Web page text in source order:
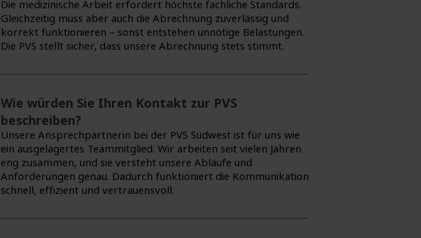
Die medizinische Arbeit erfordert höchste fachliche Standards.
Gleichzeitig muss aber auch die Abrechnung zuverlässig und
korrekt funktionieren – sonst entstehen unnötige Belastungen.
Die PVS stellt sicher, dass unsere Abrechnung stets stimmt.
Wie würden Sie Ihren Kontakt zur PVS
beschreiben?
Unsere Ansprechpartnerin bei der PVS Südwest ist für uns wie
ein ausgelagertes Teammitglied. Wir arbeiten seit vielen Jahren
eng zusammen, und sie versteht unsere Abläufe und
Anforderungen genau. Dadurch funktioniert die Kommunikation
schnell, effizient und vertrauensvoll.